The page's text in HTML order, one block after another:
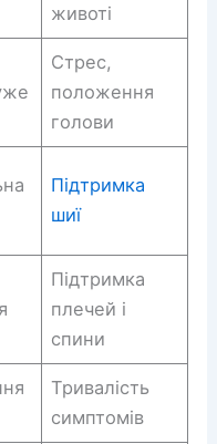
животі
Стрес,
положення
голови
Підтримка
шиї
Підтримка
плечей і
спини
Тривалість
симптомів